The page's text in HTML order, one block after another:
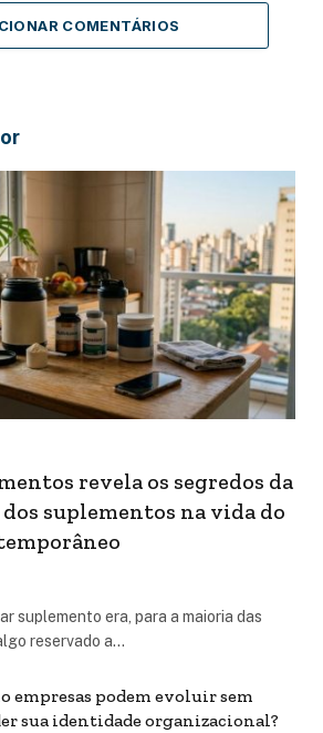
COMENTÁRIOS
revela os segredos da
suplementos na vida do
suplemento era, para a maioria das
reservado a…
empresas podem evoluir sem
sua identidade organizacional?